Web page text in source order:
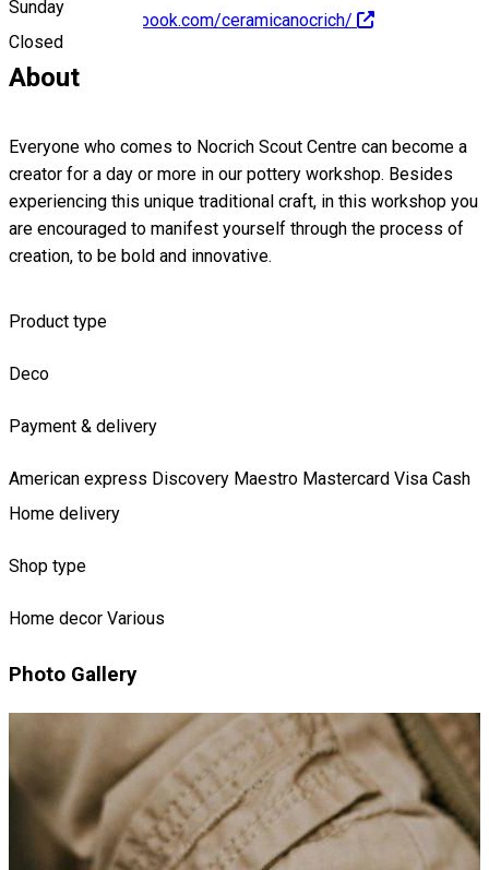
Sunday
Closed
https://www.facebook.com/ceramicanocrich/
About
Everyone who comes to Nocrich Scout Centre can become a
creator for a day or more in our pottery workshop. Besides
experiencing this unique traditional craft, in this workshop you
are encouraged to manifest yourself through the process of
creation, to be bold and innovative.
Product type
Deco
Payment & delivery
American express Discovery Maestro Mastercard Visa Cash
Home delivery
Shop type
Home decor Various
Photo Gallery